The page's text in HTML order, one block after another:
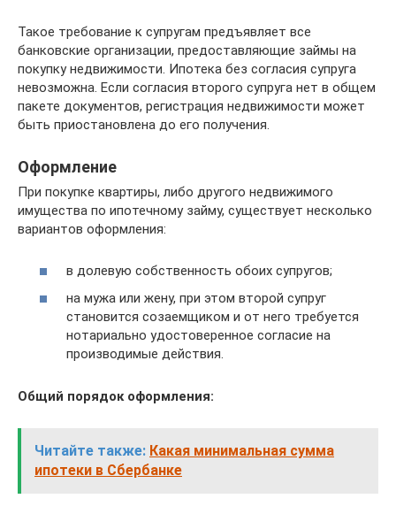
Такое требование к супругам предъявляет все
банковские организации, предоставляющие займы на
покупку недвижимости. Ипотека без согласия супруга
невозможна. Если согласия второго супруга нет в общем
пакете документов, регистрация недвижимости может
быть приостановлена до его получения.
Оформление
При покупке квартиры, либо другого недвижимого
имущества по ипотечному займу, существует несколько
вариантов оформления:
в долевую собственность обоих супругов;
на мужа или жену, при этом второй супруг
становится созаемщиком и от него требуется
нотариально удостоверенное согласие на
производимые действия.
Общий порядок оформления:
Читайте также: Какая минимальная сумма
ипотеки в Сбербанке